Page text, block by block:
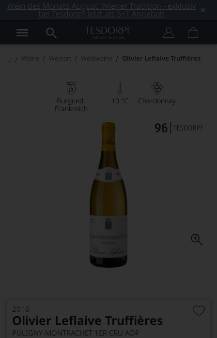
Wein des Monats August: Wiener Tradition - exklusiv
bei Tesdorpf! Jetzt als 5+1 Angebot!
Weine Weinart Weißweine Olivier Leflaive Truffières
Burgund
Frankreich
10 °C Chardonnay
2016
Olivier Leflaive Truffières
PULIGNY-MONTRACHET 1ER CRU AOP